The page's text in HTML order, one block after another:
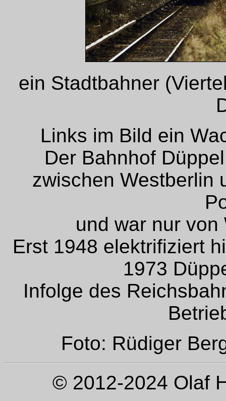
ein Stadtbahner
Links im Bild ein
Der Bahnhof
zwischen Westberlin
und war nur
Erst 1948 elektrifiziert
1973
Infolge des
Foto: Rüdiger
© 2012-2024 Olaf